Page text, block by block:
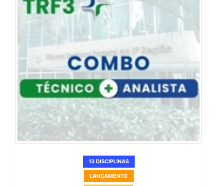
13 DISCIPLINAS
LANÇAMENTO